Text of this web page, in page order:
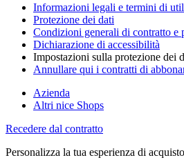
Informazioni legali e termini di
Protezione dei dati
Condizioni generali di contratto e
Dichiarazione di accessibilità
Impostazioni sulla protezione dei
Annullare qui i contratti di
Azienda
Altri nice Shops
Recedere dal contratto
Personalizza la tua esperienza di acquisto